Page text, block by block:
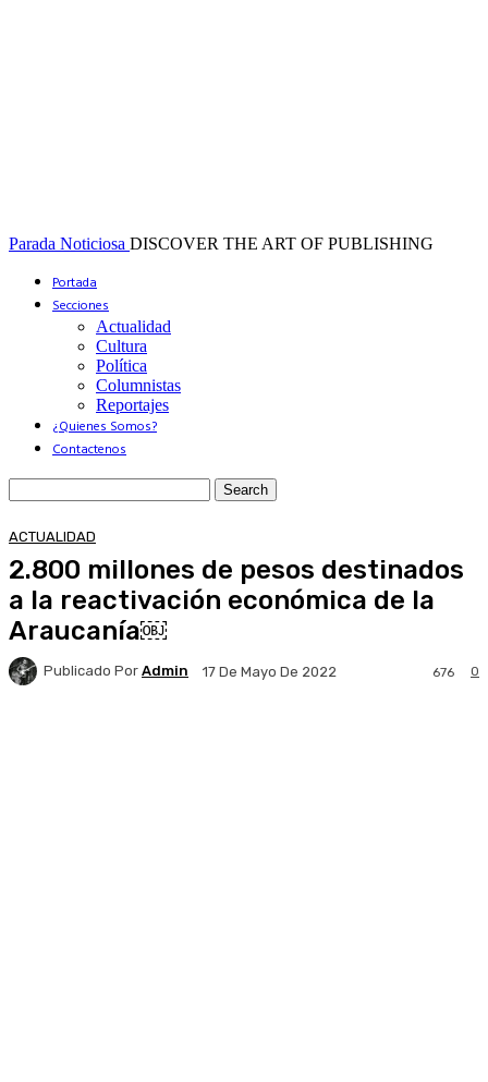
Parada Noticiosa DISCOVER THE ART OF PUBLISHING
Portada
Secciones
Actualidad
Cultura
Política
Columnistas
Reportajes
¿Quienes Somos?
Contactenos
ACTUALIDAD
2.800 millones de pesos destinados
a la reactivación económica de la
Araucanía￼
Publicado Por Admin 17 De Mayo De 2022 0
676